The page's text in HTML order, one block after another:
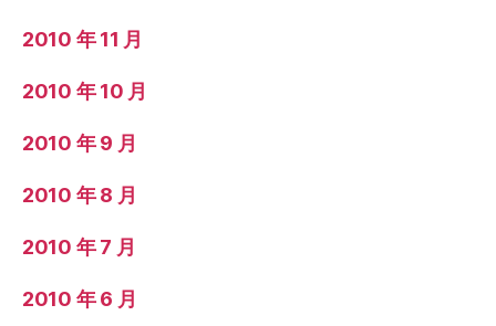
2010 年 11 月
2010 年 10 月
2010 年 9 月
2010 年 8 月
2010 年 7 月
2010 年 6 月